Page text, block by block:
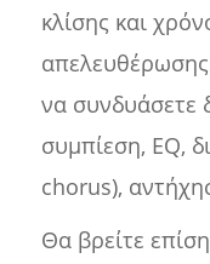
κλίσης και
να συνδυάσετε
συμπίεση, EQ,
chorus),
Θα βρείτε